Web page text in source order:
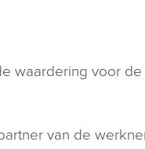
waardering voor de
van de